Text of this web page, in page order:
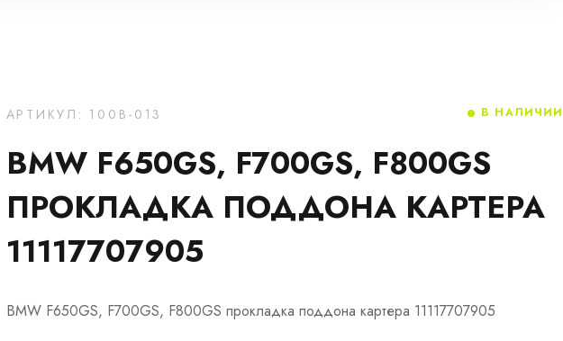
АРТИКУЛ: 100B-013
BMW F650GS, F700GS, F800GS
ПРОКЛАДКА ПОДДОНА КАРТЕРА
11117707905
BMW F650GS, F700GS, F800GS прокладка поддона картера 11117707905
В НАЛИЧИИ